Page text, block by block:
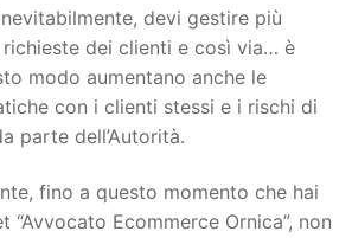
devi gestire più
dei clienti e così via… è
modo aumentano anche le
con i clienti stessi e i rischi di
parte dell’Autorità.
fino a questo momento che hai
“Avvocato Ecommerce Ornica”, non